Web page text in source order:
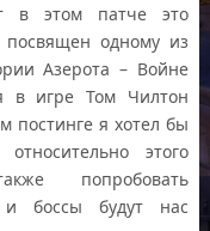
в этом патче это
посвящен одному из
Азерота – Войне
в игре Том Чилтон
постинге я хотел бы
этого
попробовать
и боссы будут нас